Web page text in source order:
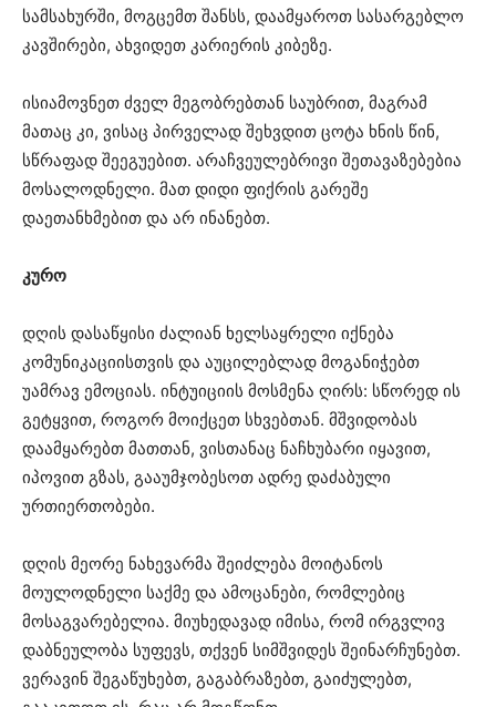
სამსახურში, მოგცემთ შანსს, დაამყაროთ სასარგებლო
კავშირები, ახვიდეთ კარიერის კიბეზე.
ისიამოვნეთ ძველ მეგობრებთან საუბრით, მაგრამ
მათაც კი, ვისაც პირველად შეხვდით ცოტა ხნის წინ,
სწრაფად შეეგუებით. არაჩვეულებრივი შეთავაზებებია
მოსალოდნელი. მათ დიდი ფიქრის გარეშე
დაეთანხმებით და არ ინანებთ.
კურო
დღის დასაწყისი ძალიან ხელსაყრელი იქნება
კომუნიკაციისთვის და აუცილებლად მოგანიჭებთ
უამრავ ემოციას. ინტუიციის მოსმენა ღირს: სწორედ ის
გეტყვით, როგორ მოიქცეთ სხვებთან. მშვიდობას
დაამყარებთ მათთან, ვისთანაც ნაჩხუბარი იყავით,
იპოვით გზას, გააუმჯობესოთ ადრე დაძაბული
ურთიერთობები.
დღის მეორე ნახევარმა შეიძლება მოიტანოს
მოულოდნელი საქმე და ამოცანები, რომლებიც
მოსაგვარებელია. მიუხედავად იმისა, რომ ირგვლივ
დაბნეულობა სუფევს, თქვენ სიმშვიდეს შეინარჩუნებთ.
ვერავინ შეგაწუხებთ, გაგაბრაზებთ, გაიძულებთ,